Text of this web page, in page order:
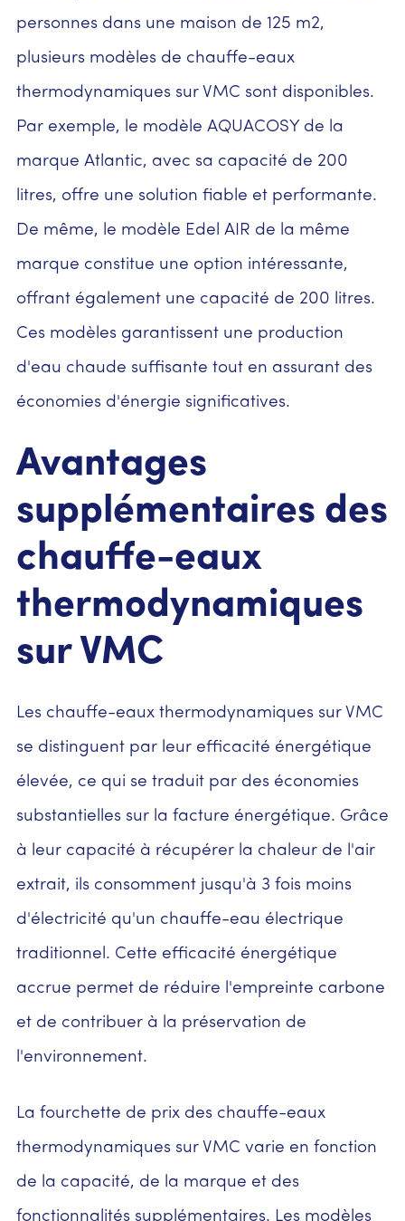
personnes dans une maison de 125 m2,
plusieurs modèles de chauffe-eaux
thermodynamiques sur VMC sont disponibles.
Par exemple, le modèle AQUACOSY de la
marque Atlantic, avec sa capacité de 200
litres, offre une solution fiable et performante.
De même, le modèle Edel AIR de la même
marque constitue une option intéressante,
offrant également une capacité de 200 litres.
Ces modèles garantissent une production
d'eau chaude suffisante tout en assurant des
économies d'énergie significatives.
Avantages
supplémentaires des
chauffe-eaux
thermodynamiques
sur VMC
Les chauffe-eaux thermodynamiques sur VMC
se distinguent par leur efficacité énergétique
élevée, ce qui se traduit par des économies
substantielles sur la facture énergétique. Grâce
à leur capacité à récupérer la chaleur de l'air
extrait, ils consomment jusqu'à 3 fois moins
d'électricité qu'un chauffe-eau électrique
traditionnel. Cette efficacité énergétique
accrue permet de réduire l'empreinte carbone
et de contribuer à la préservation de
l'environnement.
La fourchette de prix des chauffe-eaux
thermodynamiques sur VMC varie en fonction
de la capacité, de la marque et des
fonctionnalités supplémentaires. Les modèles